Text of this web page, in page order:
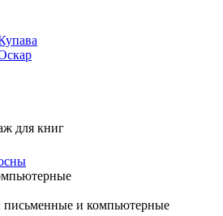
для книг
письменные и компьютерные